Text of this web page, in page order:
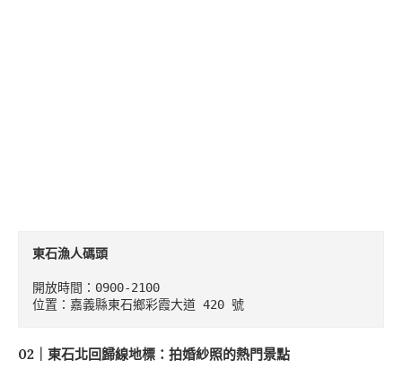
東石漁人碼頭
開放時間：0900-2100
位置：嘉義縣東石鄉彩霞大道 420 號
02｜東石北回歸線地標：拍婚紗照的熱門景點